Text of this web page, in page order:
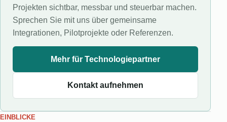
Projekten sichtbar, messbar und steuerbar machen.
Sprechen Sie mit uns über gemeinsame
Integrationen, Pilotprojekte oder Referenzen.
Mehr für Technologiepartner
Kontakt aufnehmen
EINBLICKE